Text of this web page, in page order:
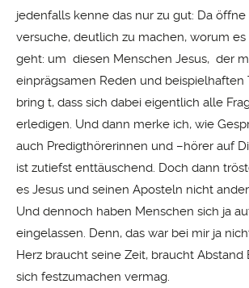
jedenfalls kenne das nur zu gut: Da öffne
versuche, deutlich zu machen, worum
geht: um diesen Menschen Jesus, der
einprägsamen Reden und beispielhaften
bring t, dass sich dabei eigentlich alle
erledigen. Und dann merke ich, wie
auch Predigthörerinnen und –hörer auf
ist zutiefst enttäuschend. Doch dann
es Jesus und seinen Aposteln nicht
Und dennoch haben Menschen sich ja
eingelassen. Denn, das war bei mir ja
Herz braucht seine Zeit, braucht Abstand
sich festzumachen vermag.